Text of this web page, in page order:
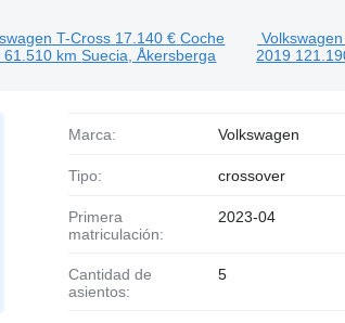
T-Cross 17.140 € Coche
61.510 kmSuecia, Åkersberga
2019
Marca: Volkswagen
Tipo: crossover
Primera
matriculación:
2023-04
Cantidad de
asientos:
5